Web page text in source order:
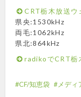
CRT栃木放送ウ
県央:1530kHz
両毛:1062kHz
県北:864kHz
radikoでCRT栃
CF/知恵袋 メデ